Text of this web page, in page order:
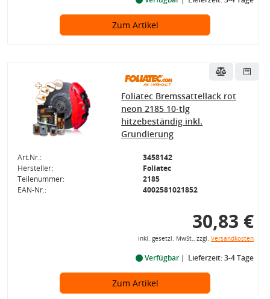
Zum Artikel
Foliatec Bremssattellack rot
neon 2185 10-tlg
hitzebeständig inkl.
Grundierung
Art.Nr.:
3458142
Hersteller:
Foliatec
Teilenummer:
2185
EAN-Nr.:
4002581021852
30,83 €
inkl. gesetzl. MwSt., zzgl. Versandkosten
Verfügbar Lieferzeit: 3-4 Tage
Zum Artikel